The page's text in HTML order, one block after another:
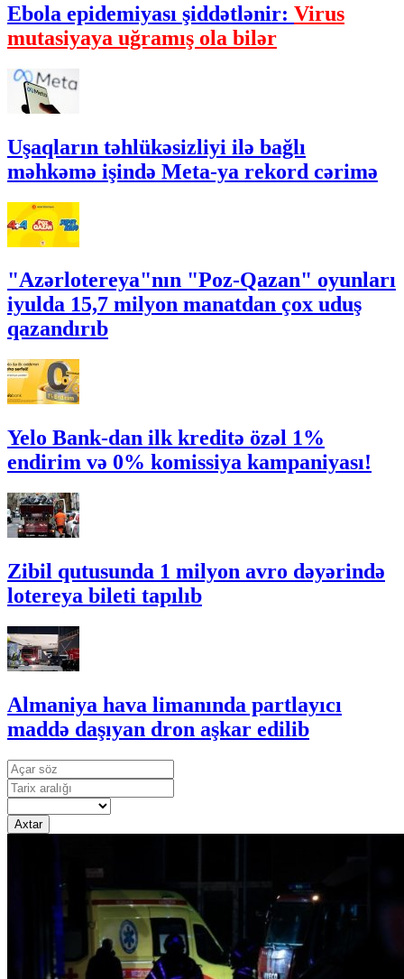
Ebola epidemiyası şiddətlənir: Virus
mutasiyaya uğramış ola bilər
Uşaqların təhlükəsizliyi ilə bağlı
məhkəmə işində Meta-ya rekord cərimə
"Azərlotereya"nın "Poz-Qazan" oyunları
iyulda 15,7 milyon manatdan çox uduş
qazandırıb
Yelo Bank-dan ilk kreditə özəl 1%
endirim və 0% komissiya kampaniyası!
Zibil qutusunda 1 milyon avro dəyərində
lotereya bileti tapılıb
Almaniya hava limanında partlayıcı
maddə daşıyan dron aşkar edilib
Axtar